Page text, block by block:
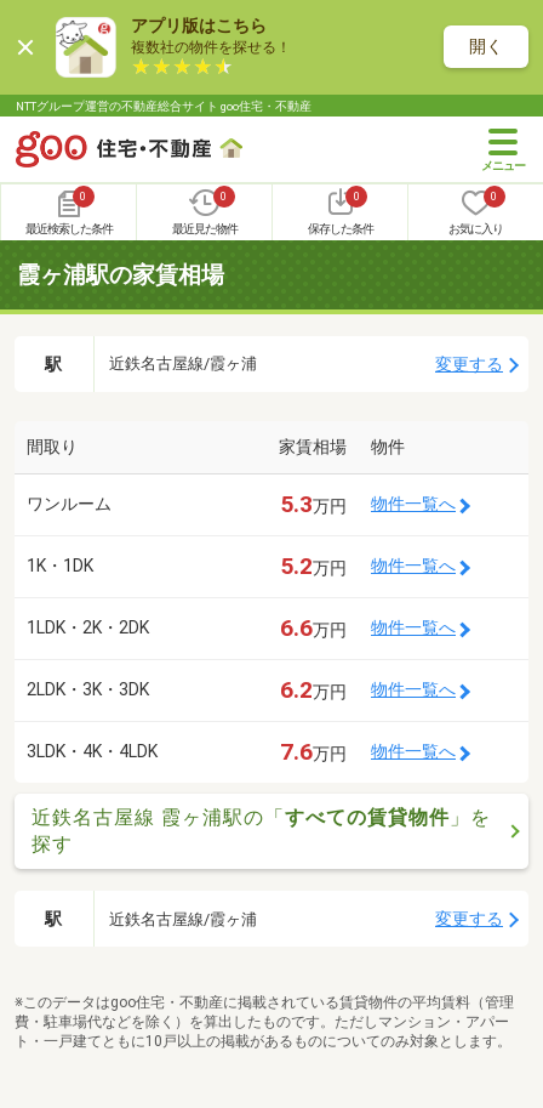
アプリ版はこちら
複数社の物件を探せる！ 開く
NTTグループ運営の不動産総合サイト goo住宅・不動産
0
最近検索した条件
0
最近見た物件
0
保存した条件
0
お気に入り
霞ヶ浦駅の家賃相場
駅 近鉄名古屋線/霞ヶ浦 変更する
間取り 家賃相場 物件
ワンルーム 5.3万円 物件一覧へ
1K・1DK 5.2万円 物件一覧へ
1LDK・2K・2DK 6.6万円 物件一覧へ
2LDK・3K・3DK 6.2万円 物件一覧へ
3LDK・4K・4LDK 7.6万円 物件一覧へ
近鉄名古屋線 霞ヶ浦駅の「すべての賃貸物件 」を
探す
駅 近鉄名古屋線/霞ヶ浦 変更する
※このデータはgoo住宅・不動産に掲載されている賃貸物件の平均賃料（管理
費・駐車場代などを除く）を算出したものです。ただしマンション・アパー
ト・一戸建てともに10戸以上の掲載があるものについてのみ対象とします。